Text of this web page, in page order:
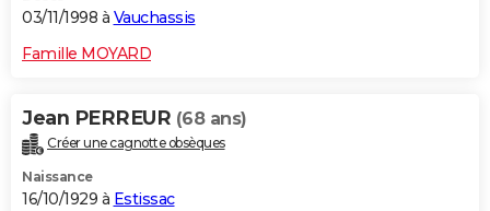
03/11/1998 à Vauchassis
Famille MOYARD
Jean PERREUR (68 ans)
Créer une cagnotte obsèques
Naissance
16/10/1929 à Estissac